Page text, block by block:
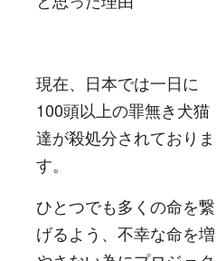
現在、日本では一日に
100頭以上の罪無き犬猫
達が殺処分されておりま
す。
ひとつでも多くの命を繋
げるよう、不幸な命を増